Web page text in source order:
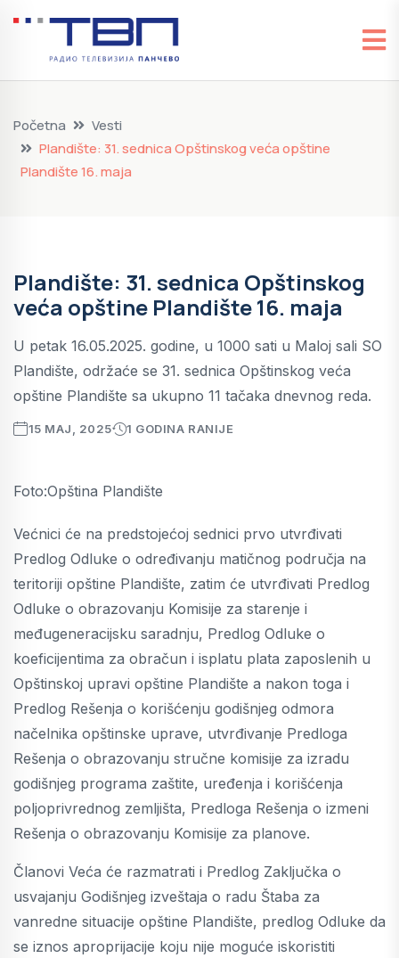
Početna
Vesti
Plandište: 31. sednica Opštinskog veća opštine
Plandište 16. maja
Plandište: 31. sednica Opštinskog
veća opštine Plandište 16. maja
U petak 16.05.2025. godine, u 1000 sati u Maloj sali SO
Plandište, održaće se 31. sednica Opštinskog veća
opštine Plandište sa ukupno 11 tačaka dnevnog reda.
15 MAJ, 2025 1 GODINA RANIJE
Foto:Opština Plandište
Većnici će na predstojećoj sednici prvo utvrđivati
Predlog Odluke o određivanju matičnog područja na
teritoriji opštine Plandište, zatim će utvrđivati Predlog
Odluke o obrazovanju Komisije za starenje i
međugeneracijsku saradnju, Predlog Odluke o
koeficijentima za obračun i isplatu plata zaposlenih u
Opštinskoj upravi opštine Plandište a nakon toga i
Predlog Rešenja o korišćenju godišnjeg odmora
načelnika opštinske uprave, utvrđivanje Predloga
Rešenja o obrazovanju stručne komisije za izradu
godišnjeg programa zaštite, uređenja i korišćenja
poljoprivrednog zemljišta, Predloga Rešenja o izmeni
Rešenja o obrazovanju Komisije za planove.
Članovi Veća će razmatrati i Predlog Zaključka o
usvajanju Godišnjeg izveštaja o radu Štaba za
vanredne situacije opštine Plandište, predlog Odluke da
se iznos aproprijacije koju nije moguće iskoristiti